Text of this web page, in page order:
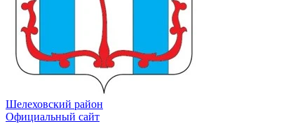
Шелеховский район
Официальный сайт